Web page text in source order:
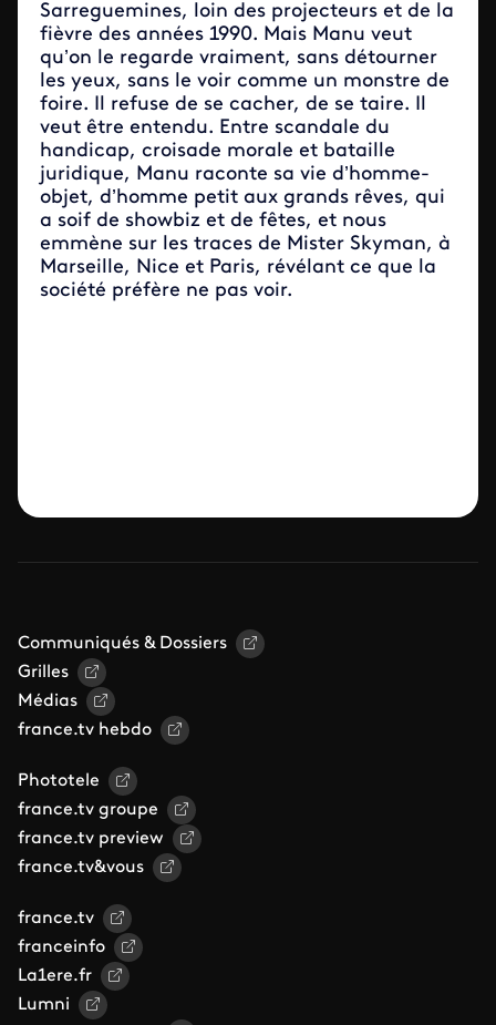
Sarreguemines, loin des projecteurs et de la
fièvre des années 1990. Mais Manu veut
qu’on le regarde vraiment, sans détourner
les yeux, sans le voir comme un monstre de
foire. Il refuse de se cacher, de se taire. Il
veut être entendu. Entre scandale du
handicap, croisade morale et bataille
juridique, Manu raconte sa vie d’homme-
objet, d’homme petit aux grands rêves, qui
a soif de showbiz et de fêtes, et nous
emmène sur les traces de Mister Skyman, à
Marseille, Nice et Paris, révélant ce que la
société préfère ne pas voir.
Communiqués & Dossiers
Grilles
Médias
france.tv hebdo
Phototele
france.tv groupe
france.tv preview
france.tv&vous
france.tv
franceinfo
La1ere.fr
Lumni